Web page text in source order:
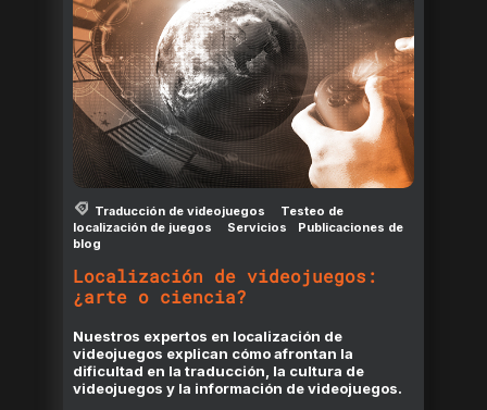
Traducción de videojuegos
Testeo de
localización de juegos
Servicios
Publicaciones de
blog
Localización de videojuegos:
¿arte o ciencia?
Nuestros expertos en localización de
videojuegos explican cómo afrontan la
dificultad en la traducción, la cultura de
videojuegos y la información de videojuegos.